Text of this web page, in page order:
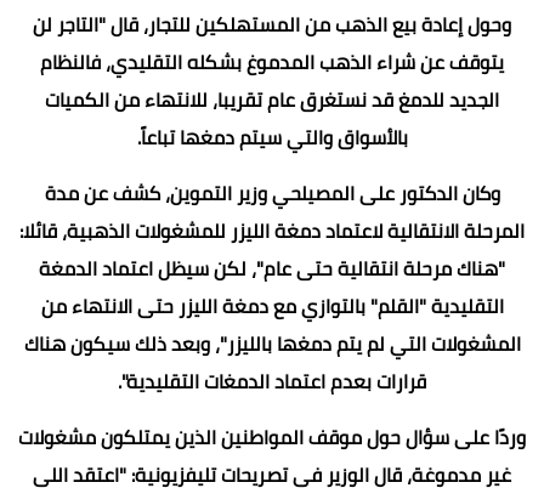
وحول إعادة بيع الذهب من المستهلكين للتجار، قال "التاجر لن
يتوقف عن شراء الذهب المدموغ بشكله التقليدي، فالنظام
الجديد للدمغ قد نستغرق عام تقريبا، للانتهاء من الكميات
بالأسواق والتي سيتم دمغها تباعاً.
وكان الدكتور على المصيلحي وزير التموين، كشف عن مدة
المرحلة الانتقالية لاعتماد دمغة الليزر للمشغولات الذهبية، قائلا:
"هناك مرحلة انتقالية حتى عام"، لكن سيظل اعتماد الدمغة
التقليدية "القلم" بالتوازي مع دمغة الليزر حتى الانتهاء من
المشغولات التي لم يتم دمغها بالليزر"، وبعد ذلك سيكون هناك
قرارات بعدم اعتماد الدمغات التقليدية".
وردًا على سؤال حول موقف المواطنين الذين يمتلكون مشغولات
غير مدموغة، قال الوزير في تصريحات تليفزيونية: "اعتقد اللى